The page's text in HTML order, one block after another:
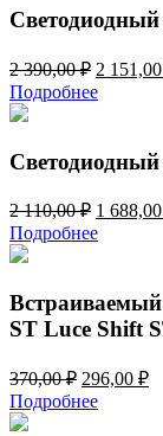
480,00 ₽.
2 390,00₽
цена
390,00 ₽.
2 151,00
Подробнее
2 110,00₽
цена
110,00 ₽.
1 688,00
Подробнее
Встраиваемый
ST Luce Shift
370,00₽
цена
составляла
296,00 ₽
Подробнее